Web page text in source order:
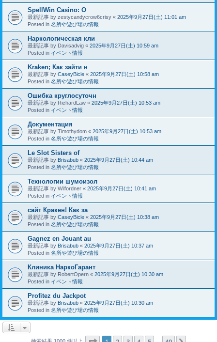
SpellWin Casino: O
最新記事 by zestycandycrow6crisy « 2025年9月27日(土) 11:01 am
Posted in 名所や遊び場の情報
Наркологическая кли
最新記事 by Davisadvig « 2025年9月27日(土) 10:59 am
Posted in イベント情報
Kraken; Как зайти н
最新記事 by CaseyBicle « 2025年9月27日(土) 10:58 am
Posted in 名所や遊び場の情報
Ошибка круглосуточн
最新記事 by RichardLaw « 2025年9月27日(土) 10:53 am
Posted in イベント情報
Документация
最新記事 by Timothydom « 2025年9月27日(土) 10:53 am
Posted in 名所や遊び場の情報
Le Slot Sisters of
最新記事 by Brisabub « 2025年9月27日(土) 10:44 am
Posted in 名所や遊び場の情報
Технологии шумоизол
最新記事 by Wilfordner « 2025年9月27日(土) 10:41 am
Posted in イベント情報
сайт Кракен! Как за
最新記事 by CaseyBicle « 2025年9月27日(土) 10:38 am
Posted in 名所や遊び場の情報
Gagnez en Jouant au
最新記事 by Brisabub « 2025年9月27日(土) 10:37 am
Posted in 名所や遊び場の情報
Клиника НаркоГарант
最新記事 by RobertOpern « 2025年9月27日(土) 10:30 am
Posted in イベント情報
Profitez du Jackpot
最新記事 by Brisabub « 2025年9月27日(土) 10:30 am
Posted in 名所や遊び場の情報
検索結果 1000 件以上